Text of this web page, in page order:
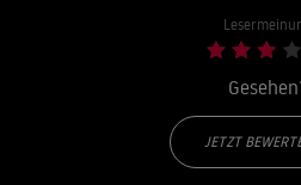
JETZT